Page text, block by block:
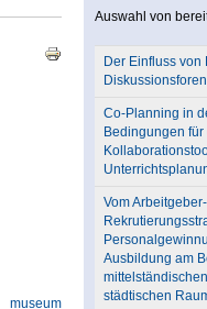
museum
Auswahl von
Der Einfluss von
Co-Planning in
Bedingungen
Vom
Ausbildung am
städtischen